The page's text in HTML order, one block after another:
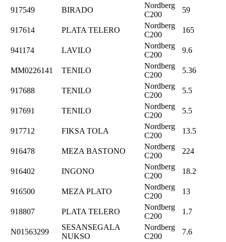
917549 BIRADO
Nordberg
C200
59
917614 PLATA TELERO
Nordberg
C200
165
941174 LAVILO
Nordberg
C200
9.6
MM0226141 TENILO
Nordberg
C200
5.36
917688 TENILO
Nordberg
C200
5.5
917691 TENILO
Nordberg
C200
5.5
917712 FIKSA TOLA
Nordberg
C200
13.5
916478 MEZA BASTONO
Nordberg
C200
224
916402 INGONO
Nordberg
C200
18.2
916500 MEZA PLATO
Nordberg
C200
13
918807 PLATA TELERO
Nordberg
C200
1.7
N01563299
SESANSEGALA
NUKSO
Nordberg
C200
7.6